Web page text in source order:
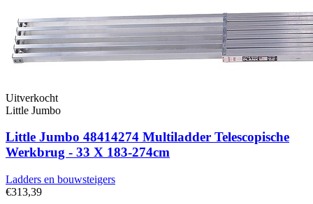
Uitverkocht
Little Jumbo
Little Jumbo 48414274 Multiladder Telescopische
Werkbrug - 33 X 183-274cm
Ladders en bouwsteigers
€313,39